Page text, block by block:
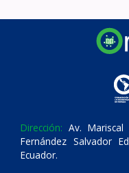
Dirección: Av.
Fernández Salvador
Ecuador.